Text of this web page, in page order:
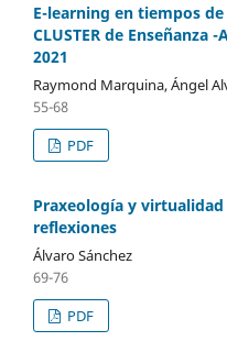
E-learning en tiempos
CLUSTER de Enseñanza
2021
Raymond Marquina, Ángel
55-68
PDF
Praxeología y
reflexiones
Álvaro Sánchez
69-76
PDF